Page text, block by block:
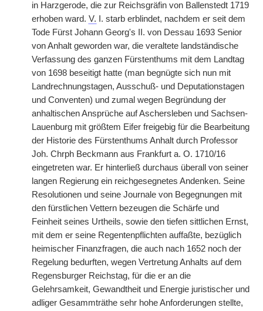
in Harzgerode, die zur Reichsgräfin von Ballenstedt 1719
erhoben ward. V. I. starb erblindet, nachdem er seit dem
Tode Fürst Johann Georg's II. von Dessau 1693 Senior
von Anhalt geworden war, die veraltete landständische
Verfassung des ganzen Fürstenthums mit dem Landtag
von 1698 beseitigt hatte (man begnügte sich nun mit
Landrechnungstagen, Ausschuß- und Deputationstagen
und Conventen) und zumal wegen Begründung der
anhaltischen Ansprüche auf Aschersleben und Sachsen-
Lauenburg mit größtem Eifer freigebig für die Bearbeitung
der Historie des Fürstenthums Anhalt durch Professor
Joh. Chrph Beckmann aus Frankfurt a. O. 1710/16
eingetreten war. Er hinterließ durchaus überall von seiner
langen Regierung ein reichgesegnetes Andenken. Seine
Resolutionen und seine Journale von Begegnungen mit
den fürstlichen Vettern bezeugen die Schärfe und
Feinheit seines Urtheils, sowie den tiefen sittlichen Ernst,
mit dem er seine Regentenpflichten auffaßte, bezüglich
heimischer Finanzfragen, die auch nach 1652 noch der
Regelung bedurften, wegen Vertretung Anhalts auf dem
Regensburger Reichstag, für die er an die
Gelehrsamkeit, Gewandtheit und Energie juristischer und
adliger Gesammträthe sehr hohe Anforderungen stellte,